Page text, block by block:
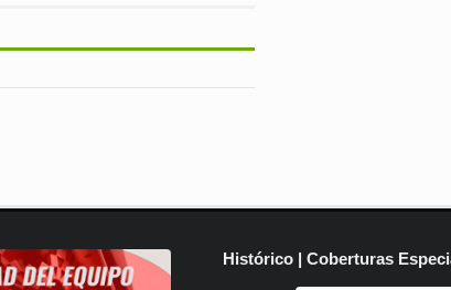
Histórico | Coberturas